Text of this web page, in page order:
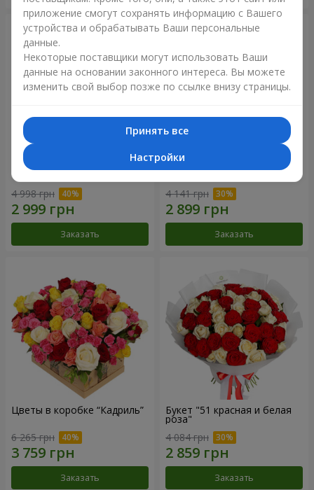
Букет "Сердце – сердцу"
4 998 грн
Заказать
Букет "Нежный оттенок"
4 141 грн
Заказать
Цветы в коробке “Кадриль”
6 265 грн
Заказать
Букет "51 красная и белая
роза"
4 084 грн
Заказать
приложение смогут сохранять информацию с Вашего
устройства и обрабатывать Ваши персональные
данные.
Некоторые поставщики могут использовать Ваши
данные на основании законного интереса. Вы можете
изменить свой выбор позже по ссылке внизу страницы.
Принять все
Настройки